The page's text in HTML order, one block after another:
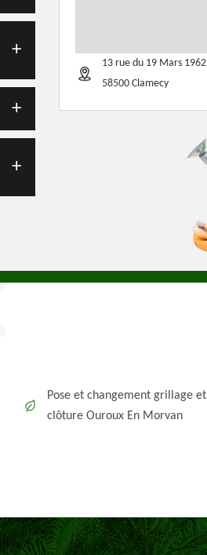
13 rue du 19 Mars 1962
58500 Clamecy
Pose et changement grillage et
clôture Ouroux En Morvan